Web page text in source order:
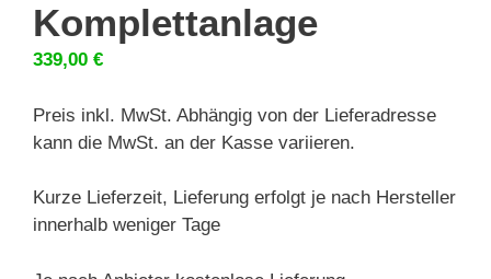
Komplettanlage
339,00 €
Preis inkl. MwSt. Abhängig von der Lieferadresse
kann die MwSt. an der Kasse variieren.
Kurze Lieferzeit, Lieferung erfolgt je nach Hersteller
innerhalb weniger Tage